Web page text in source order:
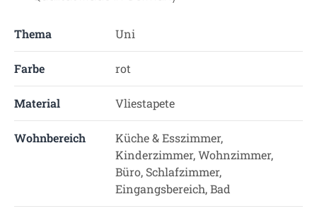
Thema Uni
Farbe rot
Material Vliestapete
Wohnbereich
Küche & Esszimmer,
Kinderzimmer, Wohnzimmer,
Büro, Schlafzimmer,
Eingangsbereich, Bad